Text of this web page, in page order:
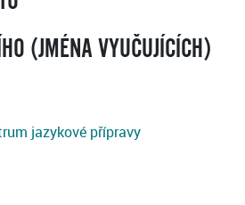
(JMÉNA VYUČUJÍCÍCH)
jazykové přípravy